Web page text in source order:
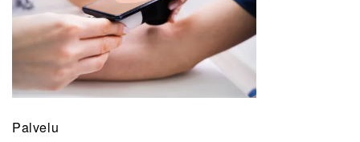
Palvelu